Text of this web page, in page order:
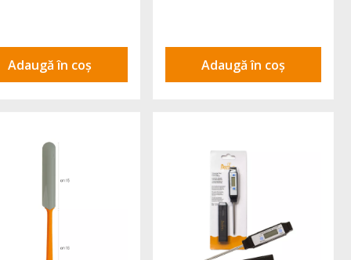
Adaugă în coș Adaugă în coș